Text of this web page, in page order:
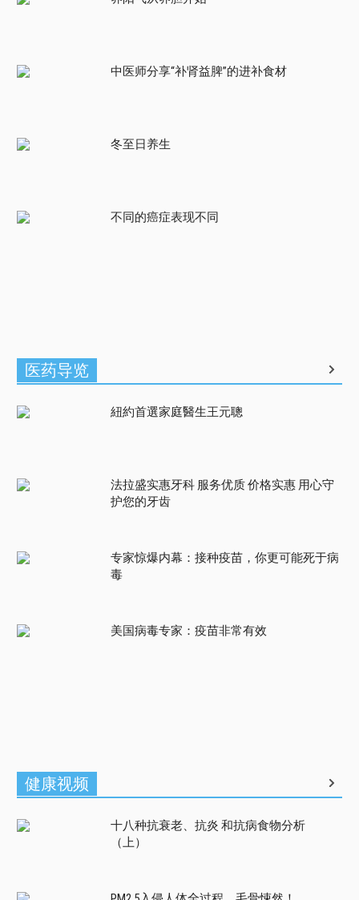
中医师分享“补肾益脾”的进补食材
冬至日养生
不同的癌症表现不同
医药导览
紐約首選家庭醫生王元聰
法拉盛实惠牙科 服务优质 价格实惠 用心守
护您的牙齿
专家惊爆内幕：接种疫苗，你更可能死于病
毒
美国病毒专家：疫苗非常有效
健康视频
十八种抗衰老、抗炎 和抗病食物分析
（上）